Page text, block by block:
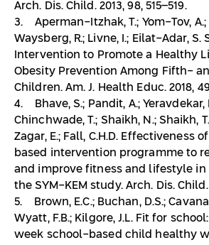
Arch. Dis. Child. 2013, 98, 515–519.
3. Aperman-Itzhak, T.; Yom-Tov, A.;
Waysberg, R.; Livne, I.; Eilat-Adar, S.
Intervention to Promote a Healthy
Obesity Prevention Among Fifth-
Children. Am. J. Health Educ. 2018,
4. Bhave, S.; Pandit, A.; Yeravdekar,
Chinchwade, T.; Shaikh, N.; Shaikh,
Zagar, E.; Fall, C.H.D. Effectiveness
based intervention programme to
and improve fitness and lifestyle in
the SYM-KEM study. Arch. Dis. Child.
5. Brown, E.C.; Buchan, D.S.; Cavana,
Wyatt, F.B.; Kilgore, J.L. Fit for
week school-based child healthy